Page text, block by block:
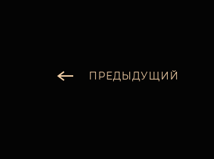
ПРЕДЫДУЩИЙ